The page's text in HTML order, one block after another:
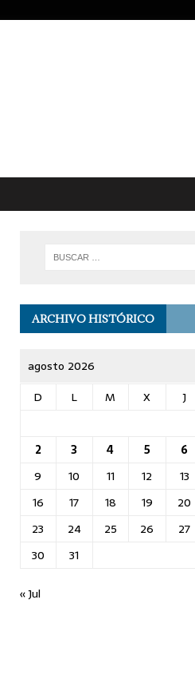
ARCHIVO HISTÓRICO
agosto 2026
D
L M X J
2
3 4 5 6
9
10 11 12 13
16
17 18 19 20
23
24 25 26 27
30
31
« Jul